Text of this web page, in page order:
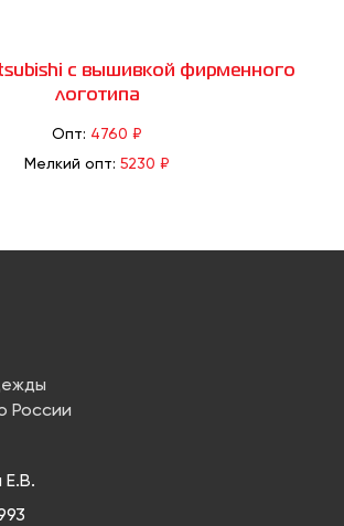
с вышивкой фирменного
логотипа
Опт: 4760 ₽
Мелкий опт: 5230 ₽
России
Е.В.